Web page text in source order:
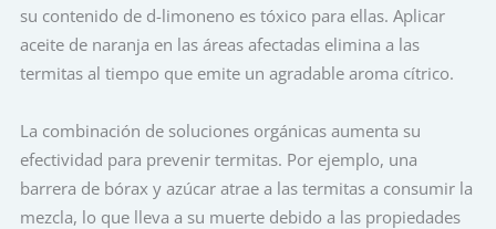
su contenido de d-limoneno es tóxico para ellas. Aplicar
aceite de naranja en las áreas afectadas elimina a las
termitas al tiempo que emite un agradable aroma cítrico.
La combinación de soluciones orgánicas aumenta su
efectividad para prevenir termitas. Por ejemplo, una
barrera de bórax y azúcar atrae a las termitas a consumir la
mezcla, lo que lleva a su muerte debido a las propiedades